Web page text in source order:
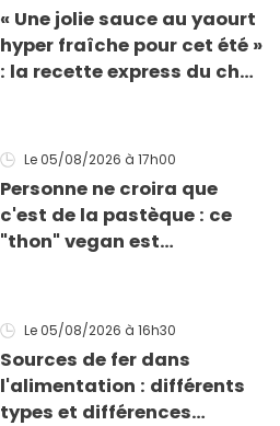
« Une jolie sauce au yaourt
hyper fraîche pour cet été »
: la recette express du chef
grillades
Le 05/08/2026 à 17h00
Personne ne croira que
c'est de la pastèque : ce
"thon" vegan est
Le 05/08/2026 à 16h30
Sources de fer dans
l'alimentation : différents
types et différences